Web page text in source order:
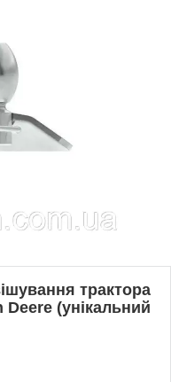
трактора
(унікальний